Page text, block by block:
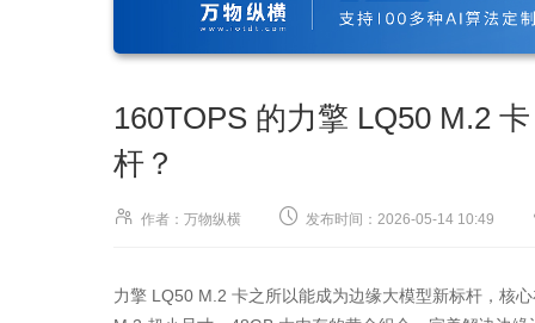
160TOPS 的力擎 LQ50 M.2
杆？
 作者：万物纵横  发布时间：2026-05-14 10:49
力擎 LQ50 M.2 卡之所以能成为边缘大模型新标杆，核